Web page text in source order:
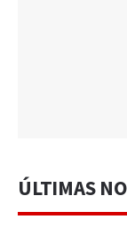
ÚLTIMAS